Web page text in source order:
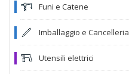
Funi e Catene
Imballaggio e Cancelleria
Utensili elettrici